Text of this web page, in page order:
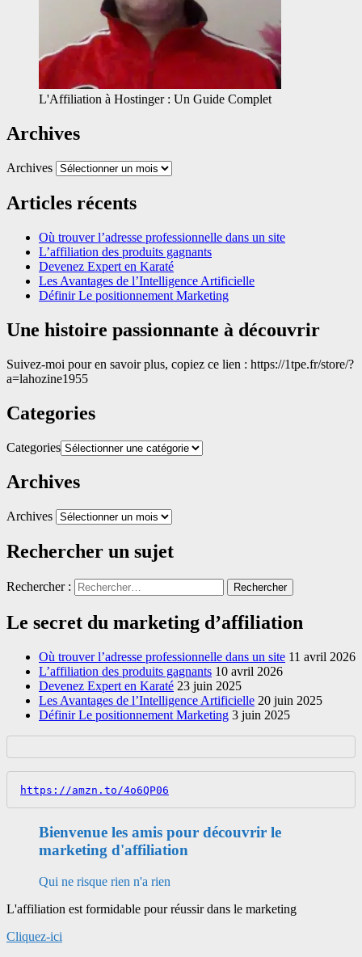
L'Affiliation à Hostinger : Un Guide Complet
Archives
Archives
Articles récents
Où trouver l’adresse professionnelle dans un site
L’affiliation des produits gagnants
Devenez Expert en Karaté
Les Avantages de l’Intelligence Artificielle
Définir Le positionnement Marketing
Une histoire passionnante à découvrir
Suivez-moi pour en savoir plus, copiez ce lien : https://1tpe.fr/store/?
a=lahozine1955
Categories
Categories
Archives
Archives
Rechercher un sujet
Rechercher :
Le secret du marketing d’affiliation
Où trouver l’adresse professionnelle dans un site 11 avril 2026
L’affiliation des produits gagnants 10 avril 2026
Devenez Expert en Karaté 23 juin 2025
Les Avantages de l’Intelligence Artificielle 20 juin 2025
Définir Le positionnement Marketing 3 juin 2025
https://amzn.to/4o6QP06
Bienvenue les amis pour découvrir le
marketing d'affiliation
Qui ne risque rien n'a rien
L'affiliation est formidable pour réussir dans le marketing
Cliquez-ici